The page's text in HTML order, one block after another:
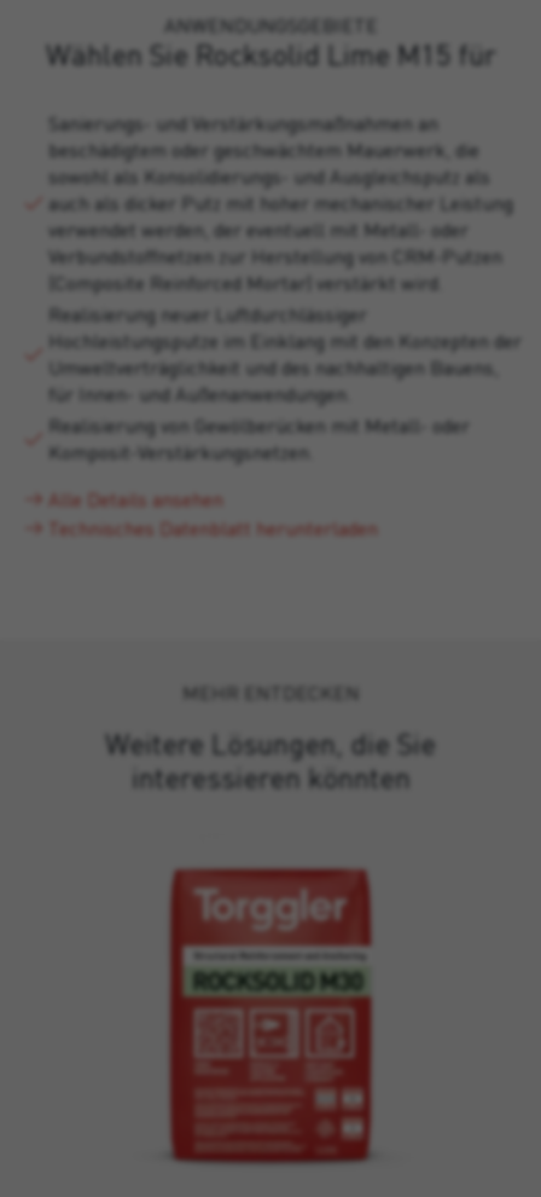
ANWENDUNGSGEBIETE
Wählen Sie Rocksolid Lime M15 für
Sanierungs- und Verstärkungsmaßnahmen an
beschädigtem oder geschwächtem Mauerwerk, die
sowohl als Konsolidierungs- und Ausgleichsputz als
auch als dicker Putz mit hoher mechanischer Leistung
verwendet werden, der eventuell mit Metall- oder
Verbundstoffnetzen zur Herstellung von CRM-Putzen
(Composite Reinforced Mortar) verstärkt wird.
Realisierung neuer Luftdurchlässiger
Hochleistungsputze im Einklang mit den Konzepten der
Umweltverträglichkeit und des nachhaltigen Bauens,
für Innen- und Außenanwendungen.
Realisierung von Gewölberücken mit Metall- oder
Komposit-Verstärkungsnetzen.
Alle Details ansehen
Technisches Datenblatt herunterladen
MEHR ENTDECKEN
Weitere Lösungen, die Sie
interessieren könnten